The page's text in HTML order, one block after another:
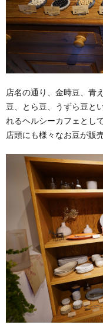
店名の通り、金時豆、青
豆、とら豆、うずら豆と
れるヘルシーカフェとし
店頭にも様々なお豆が販